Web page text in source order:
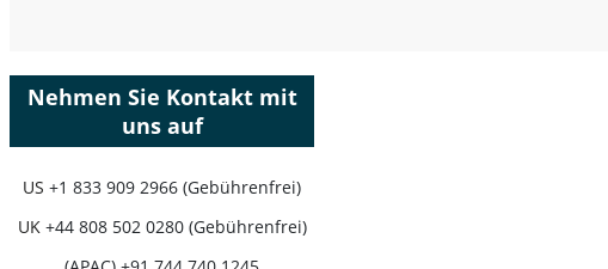
Nehmen Sie Kontakt mit
uns auf
US +1 833 909 2966 (Gebührenfrei)
UK +44 808 502 0280 (Gebührenfrei)